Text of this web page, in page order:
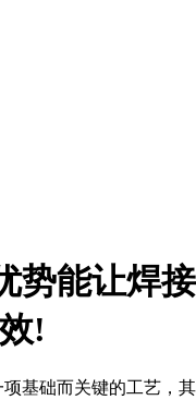
势能让焊接
!
基础而关键的工艺，其